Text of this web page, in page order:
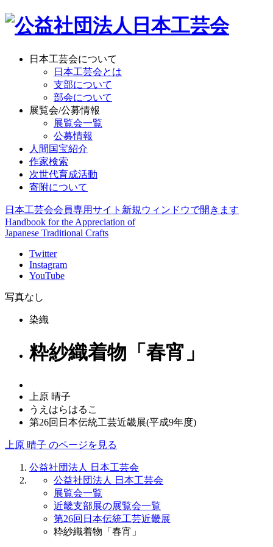
日本工芸会について
日本工芸会とは
支部について
部会について
展覧会/公募情報
展覧会一覧
公募情報
人間国宝紹介
作家検索
次世代育成活動
寄附について
日本工芸会会員専用サイト 新規ウィンドウで開きます
Handbook for the Appreciation of
Japanese Traditional Crafts
Twitter
Instagram
YouTube
写真なし
染織
粋紗織着物「春宵」
上原 晴子
うえはらはるこ
第26回日本伝統工芸近畿展(平成9年度)
上原 晴子 のページを見る
公益社団法人 日本工芸会
公益社団法人 日本工芸会
展覧会一覧
近畿支部展の展覧会一覧
第26回日本伝統工芸近畿展
粋紗織着物「春宵」